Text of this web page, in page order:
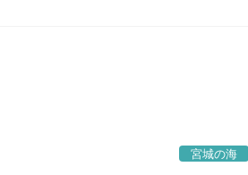
宮城の海